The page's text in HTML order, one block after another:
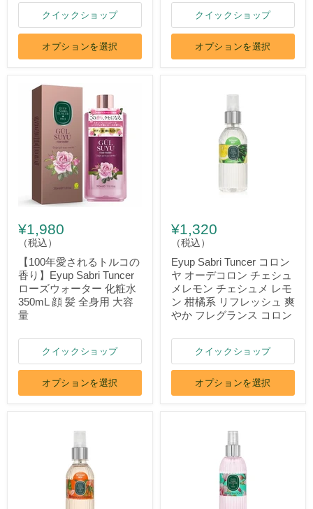
クイックショップ
オプションを選択
クイックショップ
オプションを選択
¥1,980
（税込）
【100年愛されるトルコの
香り】Eyup Sabri Tuncer
ローズウォーター 化粧水
350mL 顔 髪 全身用 大容
量
クイックショップ
オプションを選択
¥1,320
（税込）
Eyup Sabri Tuncer コロン
ヤ オーデコロン チェシュ
メレモン チェシュメ レモ
ン 柑橘系 リフレッシュ 爽
やか フレグランス コロン
クイックショップ
オプションを選択